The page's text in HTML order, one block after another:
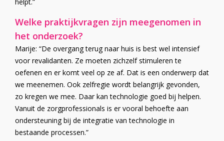
Welke praktijkvragen zijn meegenomen in
het onderzoek?
Marije: “De overgang terug naar huis is best wel intensief
voor revalidanten. Ze moeten zichzelf stimuleren te
oefenen en er komt veel op ze af. Dat is een onderwerp dat
we meenemen. Ook zelfregie wordt belangrijk gevonden,
zo kregen we mee. Daar kan technologie goed bij helpen.
Vanuit de zorgprofessionals is er vooral behoefte aan
ondersteuning bij de integratie van technologie in
bestaande processen.”